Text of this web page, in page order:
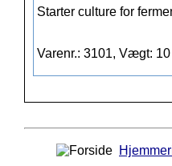
Starter culture for
Varenr.: 3101, Vægt: